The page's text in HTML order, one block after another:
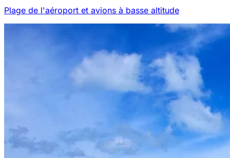
Plage de l'aéroport et avions à basse altitude